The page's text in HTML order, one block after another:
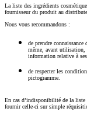
La liste des ingrédients
fournisseur du produit au
Nous vous recommandons :
de prendre
même, avant utilisation,
information relative à
de respecter les
pictogramme.
En cas d’indisponibilité de la liste
fournir celle-ci sur simple